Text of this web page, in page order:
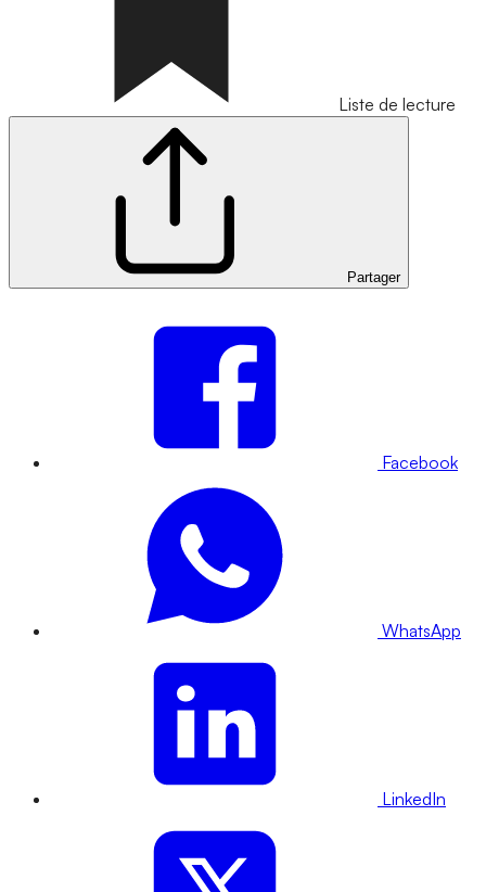
Liste de lecture
Partager
Facebook
WhatsApp
LinkedIn